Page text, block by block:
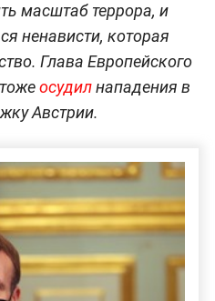
масштаб террора, и
ненависти, которая
Глава Европейского
осудилнападения в
Австрии.